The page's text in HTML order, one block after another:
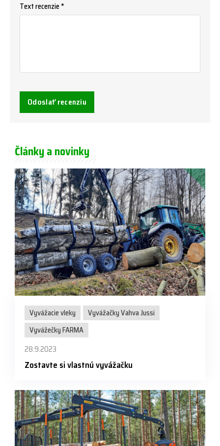
Text recenzie *
Odoslať recenziu
Články a novinky
Vyvážacie vleky
Vyvážačky Vahva Jussi
Vyvážečky FARMA
28.9.2023
Zostavte si vlastnú vyvážačku